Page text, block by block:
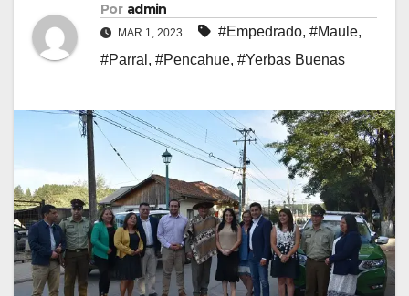
Por admin
MAR 1, 2023 #Empedrado, #Maule,
#Parral , #Pencahue, #Yerbas Buenas